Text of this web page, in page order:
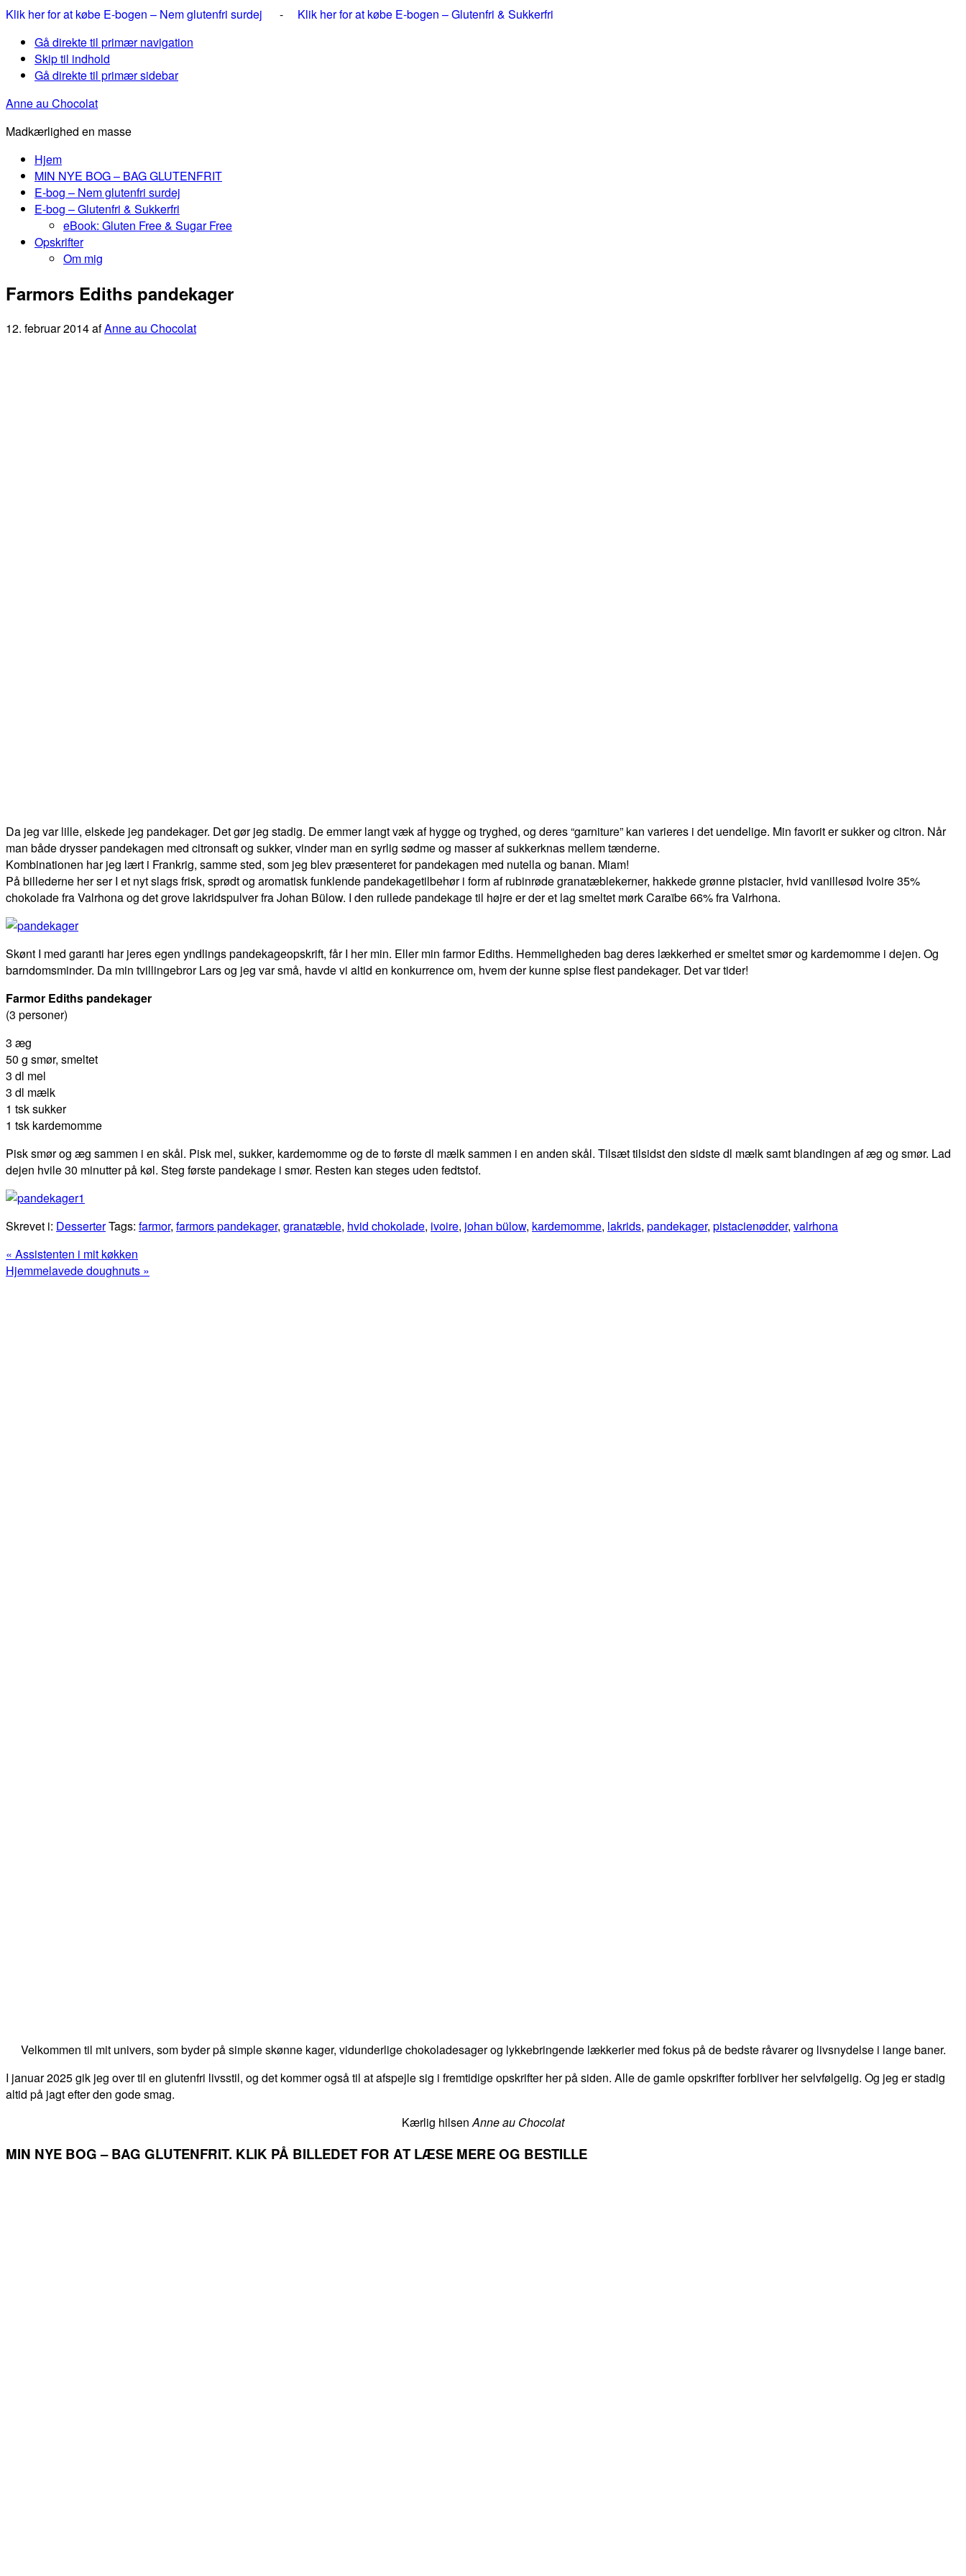
Klik her for at købe E-bogen – Nem glutenfri surdej - Klik her for at købe E-bogen – Glutenfri & Sukkerfri
Gå direkte til primær navigation
Skip til indhold
Gå direkte til primær sidebar
Anne au Chocolat
Madkærlighed en masse
Hjem
MIN NYE BOG – BAG GLUTENFRIT
E-bog – Nem glutenfri surdej
E-bog – Glutenfri & Sukkerfri
eBook: Gluten Free & Sugar Free
Opskrifter
Om mig
Farmors Ediths pandekager
12. februar 2014afAnne au Chocolat
Da jeg var lille, elskede jeg pandekager. Det gør jeg stadig. De emmer langt væk af hygge og tryghed, og deres “garniture” kan varieres i det uendelige. Min favorit er sukker og citron. Når
man både drysser pandekagen med citronsaft og sukker, vinder man en syrlig sødme og masser af sukkerknas mellem tænderne.
Kombinationen har jeg lært i Frankrig, samme sted, som jeg blev præsenteret for pandekagen med nutella og banan. Miam!
På billederne her ser I et nyt slags frisk, sprødt og aromatisk funklende pandekagetilbehør i form af rubinrøde granatæblekerner, hakkede grønne pistacier, hvid vanillesød Ivoire 35%
chokolade fra Valrhona og det grove lakridspulver fra Johan Bülow. I den rullede pandekage til højre er der et lag smeltet mørk Caraïbe 66% fra Valrhona.
Skønt I med garanti har jeres egen yndlings pandekageopskrift, får I her min. Eller min farmor Ediths. Hemmeligheden bag deres lækkerhed er smeltet smør og kardemomme i dejen. Og
barndomsminder. Da min tvillingebror Lars og jeg var små, havde vi altid en konkurrence om, hvem der kunne spise flest pandekager. Det var tider!
Farmor Ediths pandekager
(3 personer)
3 æg
50 g smør, smeltet
3 dl mel
3 dl mælk
1 tsk sukker
1 tsk kardemomme
Pisk smør og æg sammen i en skål. Pisk mel, sukker, kardemomme og de to første dl mælk sammen i en anden skål. Tilsæt tilsidst den sidste dl mælk samt blandingen af æg og smør. Lad
dejen hvile 30 minutter på køl. Steg første pandekage i smør. Resten kan steges uden fedtstof.
Skrevet i: DesserterTags: farmor, farmors pandekager, granatæble, hvid chokolade, ivoire, johan bülow, kardemomme, lakrids, pandekager, pistacienødder, valrhona
Previous
Post:
« Assistenten i mit køkken
Next
Hjemmelavede doughnuts »
Velkommen til mit univers, som byder på simple skønne kager, vidunderlige chokoladesager og lykkebringende lækkerier med fokus på de bedste råvarer og livsnydelse i lange baner.
I januar 2025 gik jeg over til en glutenfri livsstil, og det kommer også til at afspejle sig i fremtidige opskrifter her på siden. Alle de gamle opskrifter forbliver her selvfølgelig. Og jeg er stadig
altid på jagt efter den gode smag.
Kærlig hilsenAnne au Chocolat
MIN NYE BOG – BAG GLUTENFRIT. KLIK PÅ BILLEDET FOR AT LÆSE MERE OG BESTILLE